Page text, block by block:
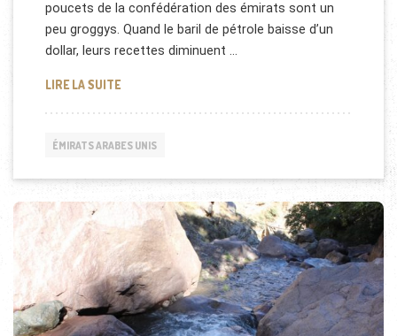
poucets de la confédération des émirats sont un
peu groggys. Quand le baril de pétrole baisse d’un
dollar, leurs recettes diminuent …
LIRE LA SUITELES AMBITIONS TOURISTIQUES DES EMIRATS
ÉMIRATS ARABES UNIS